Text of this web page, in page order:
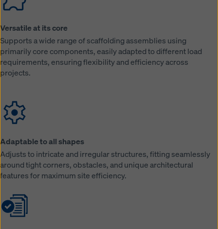
Versatile at its core
Supports a wide range of scaffolding assemblies using
primarily core components, easily adapted to different load
requirements, ensuring flexibility and efficiency across
projects.
Adaptable to all shapes
Adjusts to intricate and irregular structures, fitting seamlessly
around tight corners, obstacles, and unique architectural
features for maximum site efficiency.
legales efectivos contra esto. Puede rechazar todas
las cookies que requieran consentimiento haciendo
clic en «Rechazar» o ajustando su
cookies
haciendo clic en configuración de cookies en
la parte inferior de este sitio web y utilizando las
casillas de verificación correspondientes. Puede
revocar su consentimiento en cualquier momento con
efecto futuro y sin indicar un motivo haciendo clic en
sitio web.
Puede encontrar más información sobre nuestras
ofrecemos la opción de seleccionar sus cookies
(configuración avanzada de cookies).